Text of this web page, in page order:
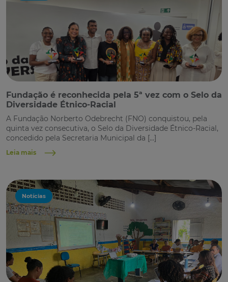
Fundação é reconhecida pela 5ª vez com o Selo da
Diversidade Étnico-Racial
A Fundação Norberto Odebrecht (FNO) conquistou, pela
quinta vez consecutiva, o Selo da Diversidade Étnico-Racial,
concedido pela Secretaria Municipal da […]
Leia mais
Notícias